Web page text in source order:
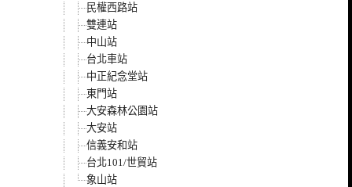
民權西路站
雙連站
中山站
台北車站
中正紀念堂站
東門站
大安森林公園站
大安站
信義安和站
台北101/世貿站
象山站